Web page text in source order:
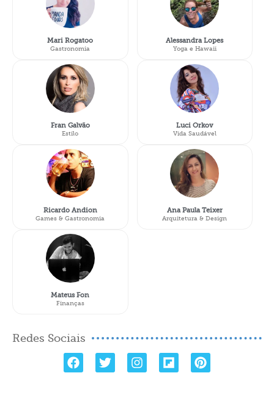
Mari Rogatoo
Gastronomia
Fran Galvão
Estilo
Ricardo Andion
Games & Gastronomia
Mateus Fon
Finanças
Alessandra Lopes
Yoga e Hawaii
Luci Orkov
Vida Saudável
Ana Paula Teixer
Arquitetura & Design
Redes Sociais